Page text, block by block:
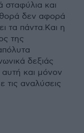
σταφύλια και
δεν αφορά
τα πάντα.Και η
της
δεξιάς
αυτή και μόνον
τις αναλύσεις